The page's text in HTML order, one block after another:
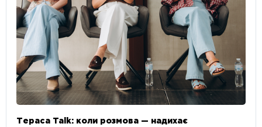
Тераса Talk: коли розмова — надихає